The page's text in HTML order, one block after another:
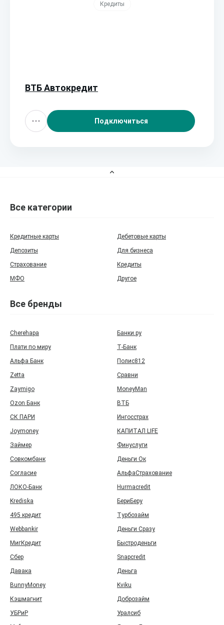
Кредиты
ВТБ Автокредит
Подключиться
Все категории
Кредитные карты
Дебетовые карты
Депозиты
Для бизнеса
Страхование
Кредиты
МФО
Другое
Все бренды
Cherehapa
Банки.ру
Плати по миру
Т‑Банк
Альфа Банк
Полис812
Zetta
Сравни
Zaymigo
MoneyMan
Ozon Банк
ВТБ
СК ПАРИ
Ингосстрах
Joymoney
КАПИТАЛ LIFE
Займер
Финуслуги
Совкомбанк
Деньги Ок
Согласие
АльфаСтрахование
ЛОКО-Банк
Hurmacredit
Krediska
БериБеру
495 кредит
Турбозайм
Webbankir
Деньги Сразу
МигКредит
Быстроденьги
Сбер
Snapcredit
Давака
Деньга
BunnyMoney
Kviku
Кэшмагнит
Доброзайм
УБРиР
Уралсиб